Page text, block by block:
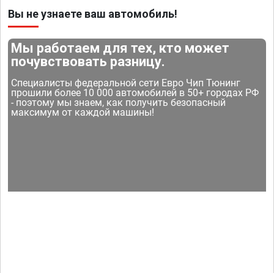
Вы не узнаете ваш автомобиль!
Мы работаем для тех, кто может
почувствовать разницу.
Специалисты федеральной сети Евро Чип Тюнинг
прошили более 10 000 автомобилей в 50+ городах РФ
- поэтому мы знаем, как получить безопасный
максимум от каждой машины!